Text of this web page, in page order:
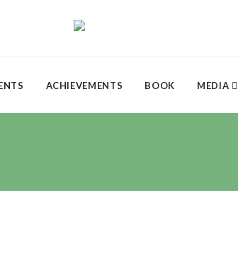
ACHIEVEMENTS BOOK MEDIA